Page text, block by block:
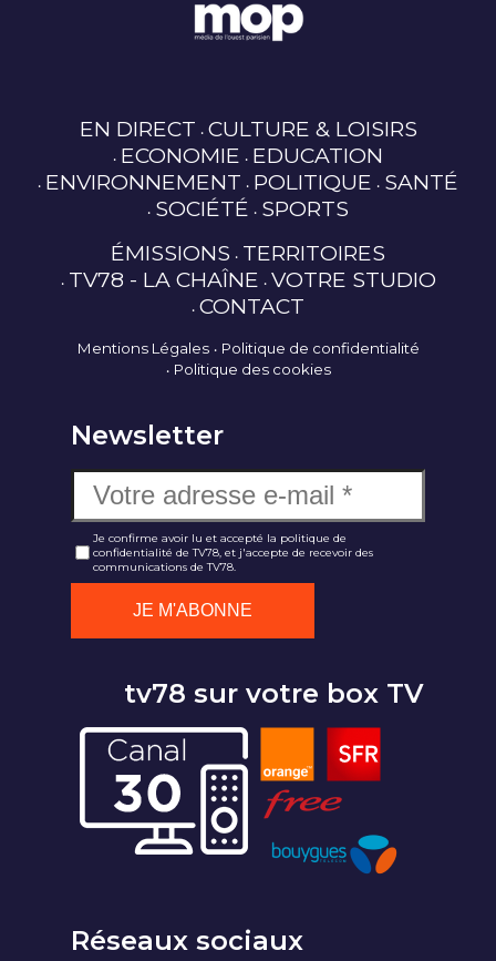
EN DIRECT CULTURE & LOISIRS
ECONOMIE EDUCATION
ENVIRONNEMENT POLITIQUE SANTÉ
SOCIÉTÉ SPORTS
ÉMISSIONS TERRITOIRES
TV78 - LA CHAÎNE VOTRE STUDIO
CONTACT
Mentions Légales
Politique de confidentialité
Politique des cookies
Newsletter
Je confirme avoir lu et accepté la politique de
confidentialité de TV78, et j'accepte de recevoir des
communications de TV78.
tv78 sur votre box TV
Réseaux sociaux